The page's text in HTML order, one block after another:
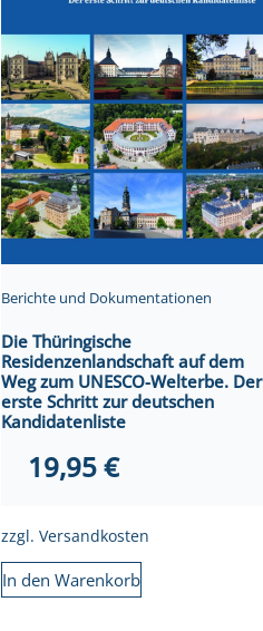
Berichte und Dokumentationen
Die Thüringische
Residenzenlandschaft auf dem
Weg zum UNESCO-Welterbe. Der
erste Schritt zur deutschen
Kandidatenliste
19,95€
zzgl. Versandkosten
In den Warenkorb